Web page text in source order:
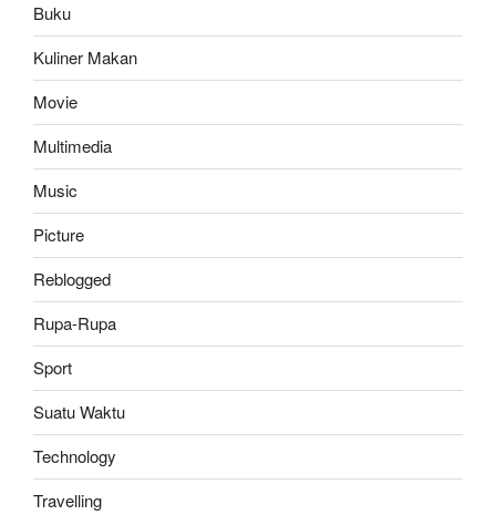
Buku
Kuliner Makan
Movie
Multimedia
Music
Picture
Reblogged
Rupa-Rupa
Sport
Suatu Waktu
Technology
Travelling